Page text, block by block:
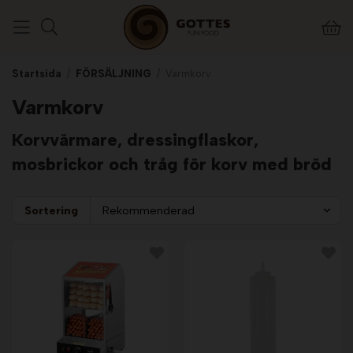
Startsida FÖRSÄLJNING
Varmkorv
Korvvärmare, dressingflaskor,
mosbrickor och tråg för korv med bröd
Sortering